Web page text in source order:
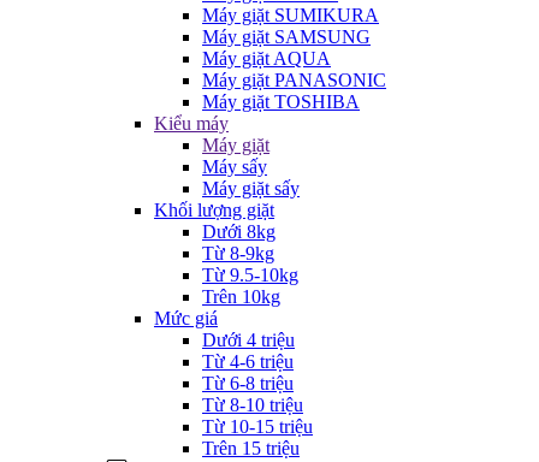
Máy giặt SUMIKURA
Máy giặt SAMSUNG
Máy giặt AQUA
Máy giặt PANASONIC
Máy giặt TOSHIBA
Kiểu máy
Máy giặt
Máy sấy
Máy giặt sấy
Khối lượng giặt
Dưới 8kg
Từ 8-9kg
Từ 9.5-10kg
Trên 10kg
Mức giá
Dưới 4 triệu
Từ 4-6 triệu
Từ 6-8 triệu
Từ 8-10 triệu
Từ 10-15 triệu
Trên 15 triệu